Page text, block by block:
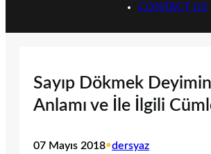
CONTACT US
Sayıp Dökmek
Anlamı ve İle İlgili
07 Mayıs 2018•dersyaz